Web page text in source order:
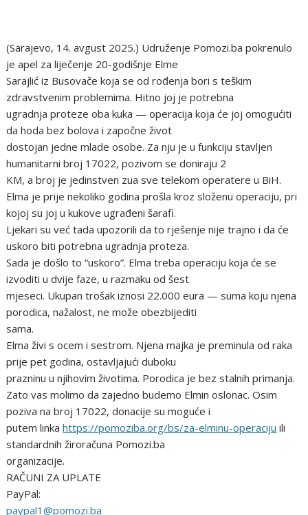
(Sarajevo, 14. avgust 2025.) Udruženje Pomozi.ba pokrenulo
je apel za liječenje 20-godišnje Elme
Sarajlić iz Busovače koja se od rođenja bori s teškim
zdravstvenim problemima. Hitno joj je potrebna
ugradnja proteze oba kuka — operacija koja će joj omogućiti
da hoda bez bolova i započne život
dostojan jedne mlade osobe. Za nju je u funkciju stavljen
humanitarni broj 17022, pozivom se doniraju 2
KM, a broj je jedinstven zua sve telekom operatere u BiH.
Elma je prije nekoliko godina prošla kroz složenu operaciju, pri
kojoj su joj u kukove ugrađeni šarafi.
Ljekari su već tada upozorili da to rješenje nije trajno i da će
uskoro biti potrebna ugradnja proteza.
Sada je došlo to “uskoro”. Elma treba operaciju koja će se
izvoditi u dvije faze, u razmaku od šest
mjeseci. Ukupan trošak iznosi 22.000 eura — suma koju njena
porodica, nažalost, ne može obezbijediti
sama.
Elma živi s ocem i sestrom. Njena majka je preminula od raka
prije pet godina, ostavljajući duboku
prazninu u njihovim životima. Porodica je bez stalnih primanja.
Zato vas molimo da zajedno budemo Elmin oslonac. Osim
poziva na broj 17022, donacije su moguće i
putem linkahttps://pomoziba.org/bs/za-elminu-operaciju ili
standardnih žiroračuna Pomozi.ba
organizacije.
RAČUNI ZA UPLATE
PayPal:
paypal1@pomozi.ba